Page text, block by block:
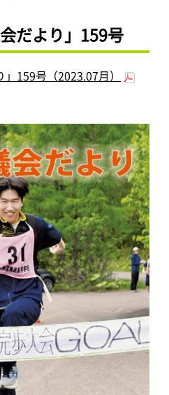
だより」159号
」159号（2023.07月）